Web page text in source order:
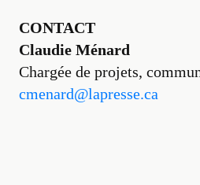
CONTACT
Claudie Ménard
Chargée de projets,
cmenard@lapresse.ca